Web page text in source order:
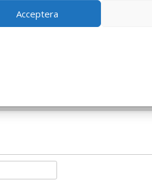
Acceptera
Diets Urinary S/O